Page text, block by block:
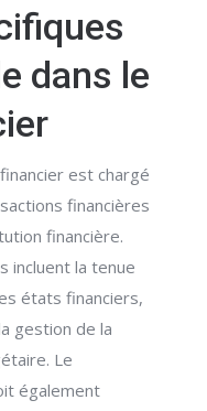
dans le
est chargé
financières
financière.
incluent la tenue
états financiers,
gestion de la
Le
également